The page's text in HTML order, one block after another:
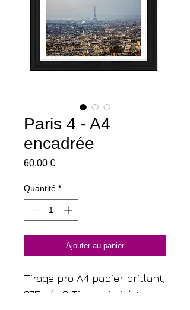
Paris 4 - A4
encadrée
60,00 €Prix
Quantité *
Ajouter au panier
Tirage pro A4 papier brillant,
275 g/m2 Tirage limité +